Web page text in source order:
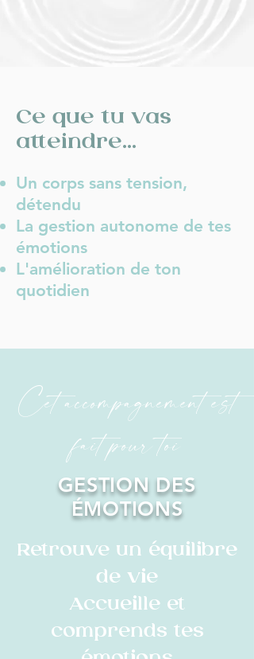
Ce que tu vas
atteindre...
Un corps sans tension,
détendu
La gestion autonome de tes
émotions
L'amélioration de ton
quotidien
Cet accompagnement est
fait pour toi
GESTION DES
ÉMOTIONS
Retrouve un équilibre
de vie
Accueille et
comprends tes